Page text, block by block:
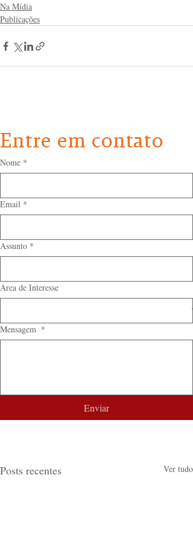
Na Mídia
Publicações
Entre em contato
Nome *
Email *
Assunto *
Área de Interesse
Mensagem *
Enviar
Posts recentes Ver tudo